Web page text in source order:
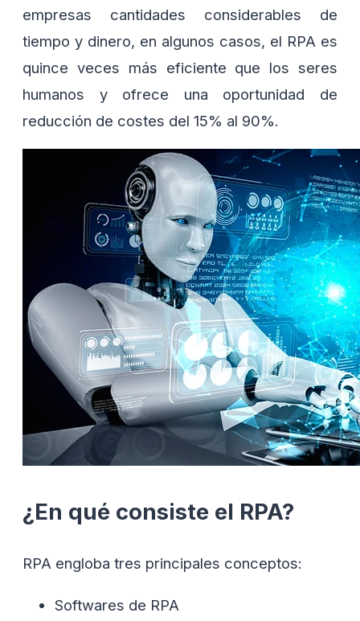
empresas cantidades considerables de
tiempo y dinero, en algunos casos, el RPA es
quince veces más eficiente que los seres
humanos y ofrece una oportunidad de
reducción de costes del 15% al 90%.
¿En qué consiste el RPA?
RPA engloba tres principales conceptos:
Softwares de RPA